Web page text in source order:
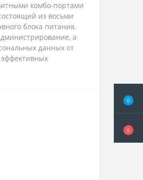
0
0
комбо-портами
из восьми
блока питания.
а
данных от